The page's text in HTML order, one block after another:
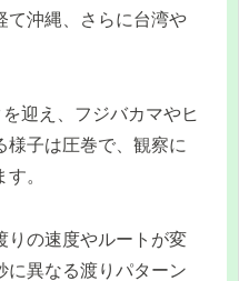
て沖縄、さらに台湾や
迎え、フジバカマやヒ
様子は圧巻で、観察に
。
りの速度やルートが変
に異なる渡りパターン